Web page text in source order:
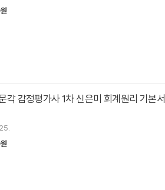
원
각 감정평가사 1차 신은미 회계원리 기본서
원